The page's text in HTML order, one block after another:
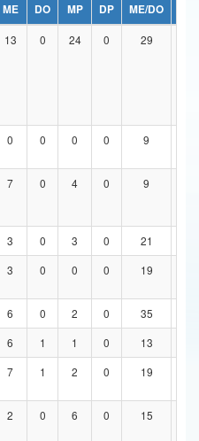
e Comunicações
Humanos
ME DO MP DP ME/DO
13 0 24 0 29
0 0 0 0 9
7 0 4 0 9
3 0 3 0 21
3 0 0 0 19
6 0 2 0 35
6 1 1 0 13
7 1 2 0 19
2 0 6 0 15